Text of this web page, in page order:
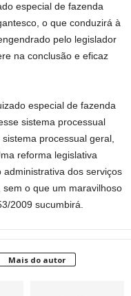
especial de fazenda
o que conduzirá à
pelo legislador
na conclusão e eficaz
especial de fazenda
sistema processual
processual geral,
reforma legislativa
dos serviços
o que um maravilhoso
2009 sucumbirá.
Mais do autor